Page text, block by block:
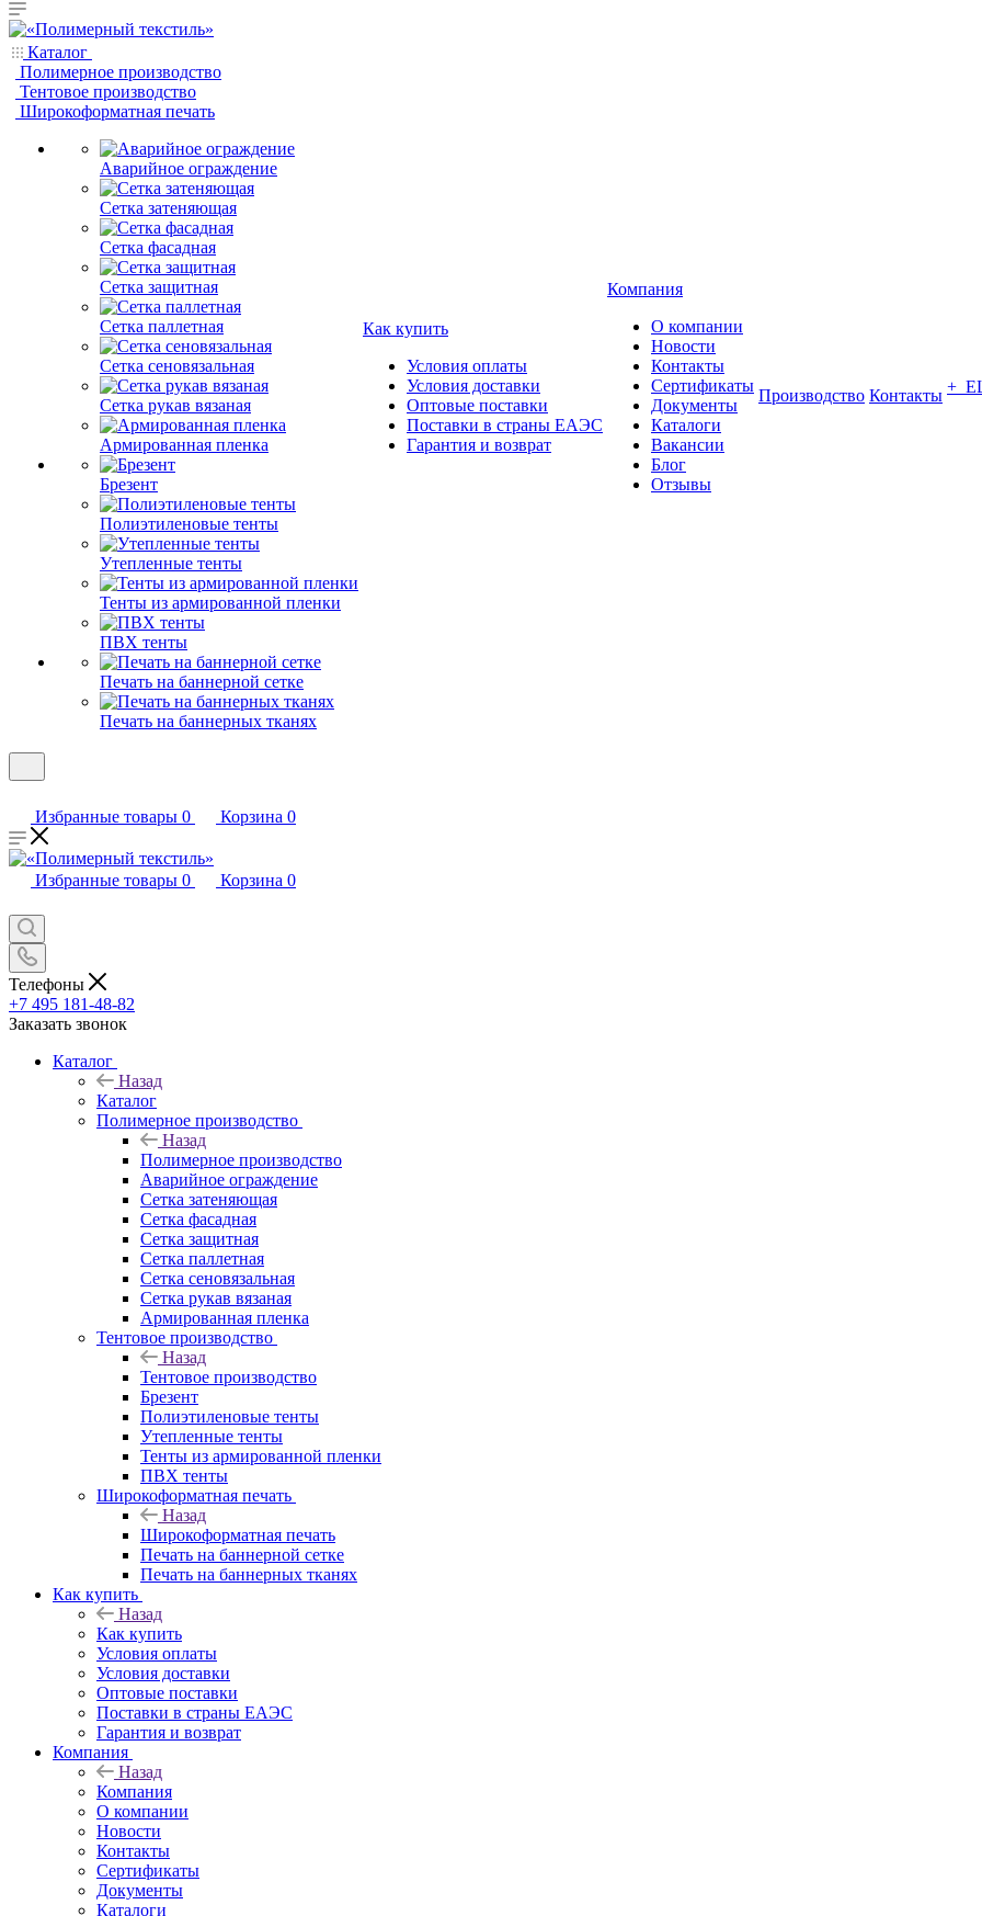
Каталог
Полимерное производство
Тентовое производство
Широкоформатная печать
Аварийное ограждение
Сетка затеняющая
Сетка фасадная
Сетка защитная
Сетка паллетная
Сетка сеновязальная
Сетка рукав вязаная
Армированная пленка
Брезент
Полиэтиленовые тенты
Утепленные тенты
Тенты из армированной пленки
ПВХ тенты
Печать на баннерной сетке
Печать на баннерных тканях
Как купить
Условия оплаты
Условия доставки
Оптовые поставки
Поставки в страны ЕАЭС
Гарантия и возврат
Компания
О компании
Новости
Контакты
Сертификаты
Документы
Каталоги
Вакансии
Блог
Отзывы
Производство Контакты +
Избранные товары 0 Корзина 0
Избранные товары 0 Корзина 0
Телефоны
+7 495 181-48-82
Заказать звонок
Каталог
Назад
Каталог
Полимерное производство
Назад
Полимерное производство
Аварийное ограждение
Сетка затеняющая
Сетка фасадная
Сетка защитная
Сетка паллетная
Сетка сеновязальная
Сетка рукав вязаная
Армированная пленка
Тентовое производство
Назад
Тентовое производство
Брезент
Полиэтиленовые тенты
Утепленные тенты
Тенты из армированной пленки
ПВХ тенты
Широкоформатная печать
Назад
Широкоформатная печать
Печать на баннерной сетке
Печать на баннерных тканях
Как купить
Назад
Как купить
Условия оплаты
Условия доставки
Оптовые поставки
Поставки в страны ЕАЭС
Гарантия и возврат
Компания
Назад
Компания
О компании
Новости
Контакты
Сертификаты
Документы
Каталоги